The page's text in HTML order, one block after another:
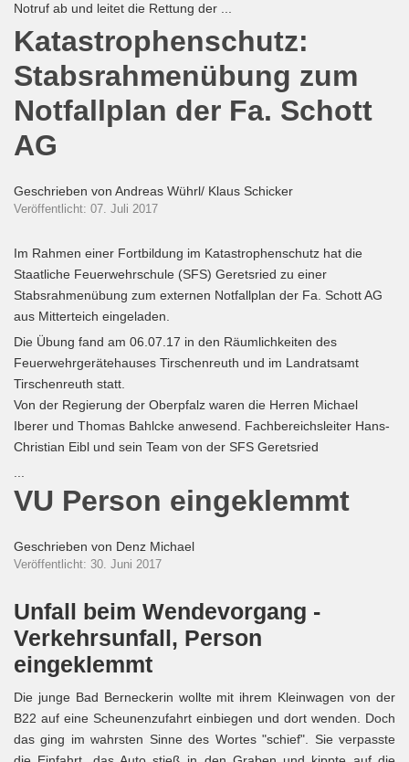
Notruf ab und leitet die Rettung der ...
Katastrophenschutz:
Stabsrahmenübung zum
Notfallplan der Fa. Schott
AG
Geschrieben von Andreas Wührl/ Klaus Schicker
Veröffentlicht: 07. Juli 2017
Im Rahmen einer Fortbildung im Katastrophenschutz hat die
Staatliche Feuerwehrschule (SFS) Geretsried zu einer
Stabsrahmenübung zum externen Notfallplan der Fa. Schott AG
aus Mitterteich eingeladen.
Die Übung fand am 06.07.17 in den Räumlichkeiten des
Feuerwehrgerätehauses Tirschenreuth und im Landratsamt
Tirschenreuth statt.
Von der Regierung der Oberpfalz waren die Herren Michael
Iberer und Thomas Bahlcke anwesend. Fachbereichsleiter Hans-
Christian Eibl und sein Team von der SFS Geretsried
VU Person eingeklemmt
Geschrieben von Denz Michael
Veröffentlicht: 30. Juni 2017
Unfall beim Wendevorgang -
Verkehrsunfall, Person
eingeklemmt
Die junge Bad Berneckerin wollte mit ihrem Kleinwagen von der
B22 auf eine Scheunenzufahrt einbiegen und dort wenden. Doch
das ging im wahrsten Sinne des Wortes "schief". Sie verpasste